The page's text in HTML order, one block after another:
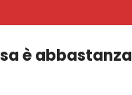
è abbastanza